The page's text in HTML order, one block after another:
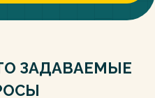
ЗАДАВАЕМЫЕ